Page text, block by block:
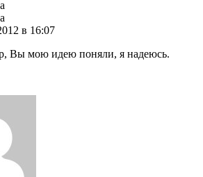
в 16:07
Вы мою идею поняли, я надеюсь.